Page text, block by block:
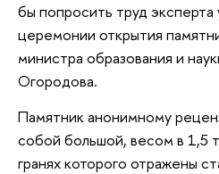
бы попросить труд эксперта
церемонии открытия
министра образования и
Огородова.
Памятник анонимному
собой большой, весом в 1,5
гранях которого отражены